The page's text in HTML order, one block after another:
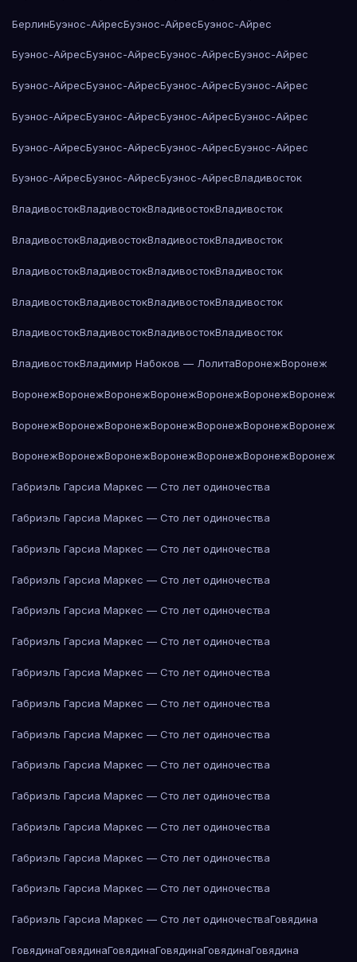
БерлинБуэнос-АйресБуэнос-АйресБуэнос-Айрес
Буэнос-АйресБуэнос-АйресБуэнос-АйресБуэнос-Айрес
Буэнос-АйресБуэнос-АйресБуэнос-АйресБуэнос-Айрес
Буэнос-АйресБуэнос-АйресБуэнос-АйресБуэнос-Айрес
Буэнос-АйресБуэнос-АйресБуэнос-АйресБуэнос-Айрес
Буэнос-АйресБуэнос-АйресБуэнос-АйресВладивосток
ВладивостокВладивостокВладивостокВладивосток
ВладивостокВладивостокВладивостокВладивосток
ВладивостокВладивостокВладивостокВладивосток
ВладивостокВладивостокВладивостокВладивосток
ВладивостокВладивостокВладивостокВладивосток
ВладивостокВладимир Набоков — ЛолитаВоронежВоронеж
ВоронежВоронежВоронежВоронежВоронежВоронежВоронеж
ВоронежВоронежВоронежВоронежВоронежВоронежВоронеж
ВоронежВоронежВоронежВоронежВоронежВоронежВоронеж
Габриэль Гарсиа Маркес — Сто лет одиночества
Габриэль Гарсиа Маркес — Сто лет одиночества
Габриэль Гарсиа Маркес — Сто лет одиночества
Габриэль Гарсиа Маркес — Сто лет одиночества
Габриэль Гарсиа Маркес — Сто лет одиночества
Габриэль Гарсиа Маркес — Сто лет одиночества
Габриэль Гарсиа Маркес — Сто лет одиночества
Габриэль Гарсиа Маркес — Сто лет одиночества
Габриэль Гарсиа Маркес — Сто лет одиночества
Габриэль Гарсиа Маркес — Сто лет одиночества
Габриэль Гарсиа Маркес — Сто лет одиночества
Габриэль Гарсиа Маркес — Сто лет одиночества
Габриэль Гарсиа Маркес — Сто лет одиночества
Габриэль Гарсиа Маркес — Сто лет одиночества
Габриэль Гарсиа Маркес — Сто лет одиночестваГовядина
ГовядинаГовядинаГовядинаГовядинаГовядинаГовядина